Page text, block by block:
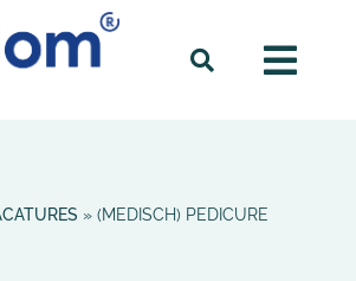
» (MEDISCH) PEDICURE